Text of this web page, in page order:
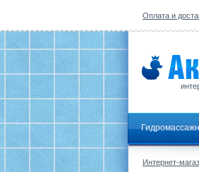
Оплата и
Интернет-